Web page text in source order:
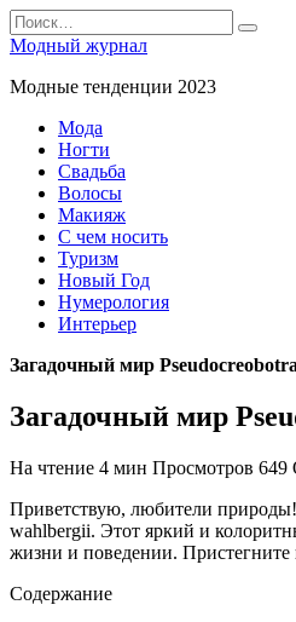
Перейти
к
содержанию
Search
for:
Модный журнал
Модные тенденции 2023
Мода
Ногти
Свадьба
Волосы
Макияж
С чем носить
Туризм
Новый Год
Нумерология
Интерьер
Загадочный мир
Загадочный мир
На чтение 4 мин Просмотров 649
Приветствую, любители природы!
wahlbergii. Этот яркий и
жизни и поведении. Пристегните
Содержание